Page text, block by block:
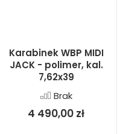
Karabinek WBP MIDI
JACK - polimer, kal.
7,62x39
Brak
4 490,00 zł